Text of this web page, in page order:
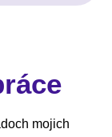
mojich